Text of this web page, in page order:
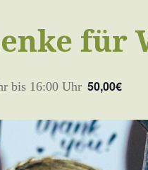
für
bis 16:00 Uhr 50,00€